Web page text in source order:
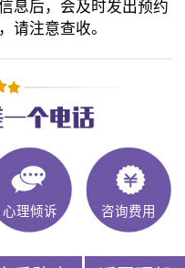
息后，会及时发出预约
请注意查收。
心理倾诉 咨询费用